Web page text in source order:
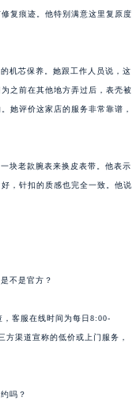
复痕迹。他特别满意这里复原度
机芯保养。她跟工作人员说，这
之前在其他地方弄过后，表壳被
她评价这家店的服务非常靠谱，
块老款腕表来换皮表带。他表示
，针扣的质感也完全一致。他说
不是官方？
客服在线时间为每日8:00-
渠道宣称的低价或上门服务，
吗？